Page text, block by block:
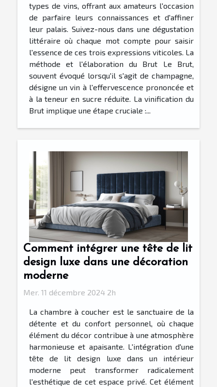
types de vins, offrant aux amateurs l'occasion
de parfaire leurs connaissances et d'affiner
leur palais. Suivez-nous dans une dégustation
littéraire où chaque mot compte pour saisir
l'essence de ces trois expressions viticoles. La
méthode et l'élaboration du Brut Le Brut,
souvent évoqué lorsqu'il s'agit de champagne,
désigne un vin à l'effervescence prononcée et
à la teneur en sucre réduite. La vinification du
Brut implique une étape cruciale :...
Comment intégrer une tête de lit
design luxe dans une décoration
moderne
Mer. 11 décembre 2024 2h
La chambre à coucher est le sanctuaire de la
détente et du confort personnel, où chaque
élément du décor contribue à une atmosphère
harmonieuse et apaisante. L'intégration d'une
tête de lit design luxe dans un intérieur
moderne peut transformer radicalement
l'esthétique de cet espace privé. Cet élément